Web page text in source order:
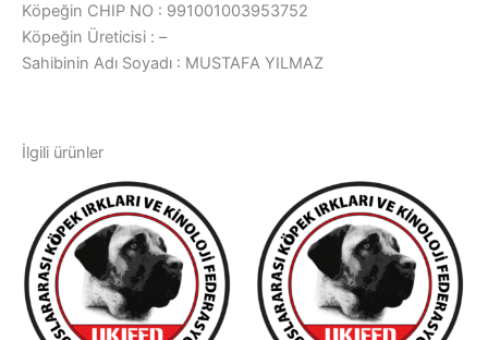
Köpeğin CHIP NO : 991001003953752
Köpeğin Üreticisi : –
Sahibinin Adı Soyadı : MUSTAFA YILMAZ
İlgili ürünler